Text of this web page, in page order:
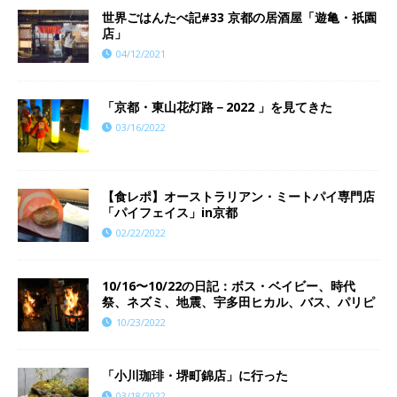
世界ごはんたべ記#33 京都の居酒屋「遊亀・祇園
店」
04/12/2021
「京都・東山花灯路－2022 」を見てきた
03/16/2022
【食レポ】オーストラリアン・ミートパイ専門店
「パイフェイス」in京都
02/22/2022
10/16〜10/22の日記：ボス・ベイビー、時代
祭、ネズミ、地震、宇多田ヒカル、バス、パリピ
10/23/2022
「小川珈琲・堺町錦店」に行った